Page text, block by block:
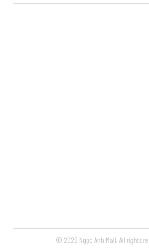
© 2025 Ngọc Anh Mall, All rights